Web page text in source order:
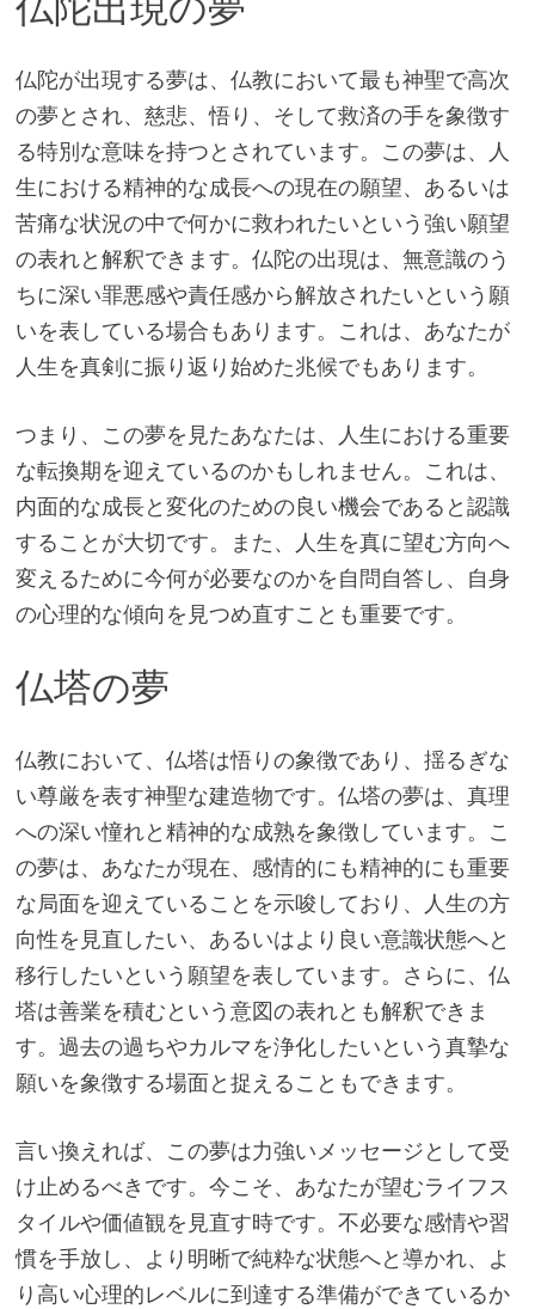
仏陀が出現する夢は、仏教において最も神聖で高次
の夢とされ、慈悲、悟り、そして救済の手を象徴す
る特別な意味を持つとされています。この夢は、人
生における精神的な成長への現在の願望、あるいは
苦痛な状況の中で何かに救われたいという強い願望
の表れと解釈できます。仏陀の出現は、無意識のう
ちに深い罪悪感や責任感から解放されたいという願
いを表している場合もあります。これは、あなたが
人生を真剣に振り返り始めた兆候でもあります。
つまり、この夢を見たあなたは、人生における重要
な転換期を迎えているのかもしれません。これは、
内面的な成長と変化のための良い機会であると認識
することが大切です。また、人生を真に望む方向へ
変えるために今何が必要なのかを自問自答し、自身
の心理的な傾向を見つめ直すことも重要です。
仏塔の夢
仏教において、仏塔は悟りの象徴であり、揺るぎな
い尊厳を表す神聖な建造物です。仏塔の夢は、真理
への深い憧れと精神的な成熟を象徴しています。こ
の夢は、あなたが現在、感情的にも精神的にも重要
な局面を迎えていることを示唆しており、人生の方
向性を見直したい、あるいはより良い意識状態へと
移行したいという願望を表しています。さらに、仏
塔は善業を積むという意図の表れとも解釈できま
す。過去の過ちやカルマを浄化したいという真摯な
願いを象徴する場面と捉えることもできます。
言い換えれば、この夢は力強いメッセージとして受
け止めるべきです。今こそ、あなたが望むライフス
タイルや価値観を見直す時です。不必要な感情や習
慣を手放し、より明晰で純粋な状態へと導かれ、よ
り高い心理的レベルに到達する準備ができているか